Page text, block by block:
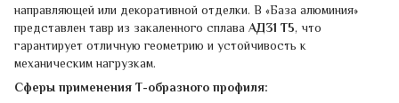
направляющей или декоративной отделки. В «База алюминия»
представлен тавр из закаленного сплава АД31 Т5, что
гарантирует отличную геометрию и устойчивость к
механическим нагрузкам.
Сферы применения Т-образного профиля: